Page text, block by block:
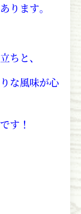
ります。
ちと、
な風味が心
す！